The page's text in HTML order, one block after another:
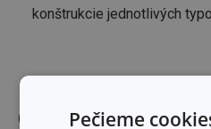
konštrukcie jednotlivých
Čo znamená
Pečieme